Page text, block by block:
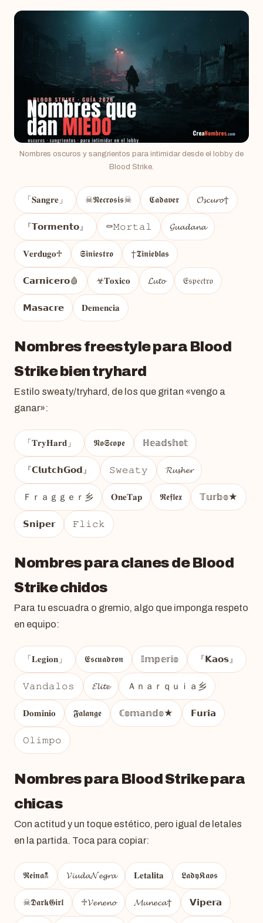
Nombres oscuros y sangrientos para intimidar desde el lobby de
Blood Strike.
「𝐒𝐚𝐧𝐠𝐫𝐞」 ☠︎𝕹𝖊𝖈𝖗𝖔𝖘𝖎𝖘☠︎ 𝕮𝖆𝖉𝖆𝖛𝖊𝖗 𝓞𝓼𝓬𝓾𝓻𝓸†
『𝗧𝗼𝗿𝗺𝗲𝗻𝘁𝗼』 ⚰︎𝙼𝚘𝚛𝚝𝚊𝚕 𝓖𝓾𝓪𝓭𝓪𝓷𝓪
𝐕𝐞𝐫𝐝𝐮𝐠𝐨♱ 𝕾𝖎𝖓𝖎𝖊𝖘𝖙𝖗𝖔 †𝕿𝖎𝖓𝖎𝖊𝖇𝖑𝖆𝖘
𝗖𝗮𝗿𝗻𝗶𝗰𝗲𝗿𝗼🩸 ☣︎𝐓𝐨𝐱𝐢𝐜𝐨 𝓛𝓾𝓽𝓸 𝔈𝔰𝔭𝔢𝔠𝔱𝔯𝔬
𝗠𝗮𝘀𝗮𝗰𝗿𝗲 𝐃𝐞𝐦𝐞𝐧𝐜𝐢𝐚
Nombres freestyle para Blood
Strike bien tryhard
Estilo sweaty/tryhard, de los que gritan «vengo a
ganar»:
「𝐓𝐫𝐲𝐇𝐚𝐫𝐝」 𝕹𝖔𝕾𝖈𝖔𝖕𝖊 ℍ𝕖𝕒𝕕𝕤𝕙𝕠𝕥
『𝗖𝗹𝘂𝘁𝗰𝗵𝗚𝗼𝗱』 𝚂𝚠𝚎𝚊𝚝𝚢 𝓡𝓾𝓼𝓱𝓮𝓻
Ｆｒａｇｇｅｒ乡 𝐎𝐧𝐞𝐓𝐚𝐩 𝕽𝖊𝖋𝖑𝖊𝖝 𝕋𝕦𝕣𝕓𝕠★
𝗦𝗻𝗶𝗽𝗲𝗿 𝙵𝚕𝚒𝚌𝚔
Nombres para clanes de Blood
Strike chidos
Para tu escuadra o gremio, algo que imponga respeto
en equipo:
「𝐋𝐞𝐠𝐢𝐨𝐧」 𝕰𝖘𝖈𝖚𝖆𝖉𝖗𝖔𝖓 𝕀𝕞𝕡𝕖𝕣𝕚𝕠 『𝗞𝗮𝗼𝘀』
𝚅𝚊𝚗𝚍𝚊𝚕𝚘𝚜 𝓔𝓵𝓲𝓽𝓮 Ａｎａｒｑｕｉａ乡
𝐃𝐨𝐦𝐢𝐧𝐢𝐨 𝕱𝖆𝖑𝖆𝖓𝖌𝖊 ℂ𝕠𝕞𝕒𝕟𝕕𝕠★ 𝗙𝘂𝗿𝗶𝗮
𝙾𝚕𝚒𝚖𝚙𝚘
Nombres para Blood Strike para
chicas
Con actitud y un toque estético, pero igual de letales
en la partida. Toca para copiar:
𝕽𝖊𝖎𝖓𝖆☠︎ 𝓥𝓲𝓾𝓭𝓪𝓝𝓮𝓰𝓻𝓪 𝐋𝐞𝐭𝐚𝐥𝐢𝐭𝐚 𝕷𝖆𝖉𝖞𝕶𝖆𝖔𝖘
☠︎𝕯𝖆𝖗𝖐𝕲𝖎𝖗𝖑 ♱𝓥𝓮𝓷𝓮𝓷𝓸 𝓜𝓾𝓷𝓮𝓬𝓪† 𝗩𝗶𝗽𝗲𝗿𝗮